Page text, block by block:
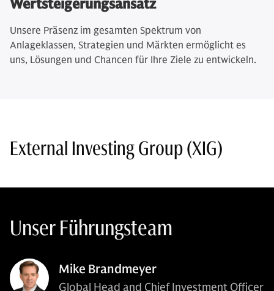
Wertsteigerungsansatz
Unsere Präsenz im gesamten Spektrum von
Anlageklassen, Strategien und Märkten ermöglicht es
uns, Lösungen und Chancen für Ihre Ziele zu entwickeln.
External Investing Group (XIG)
Unser Führungsteam
Mike Brandmeyer
Global Head and Chief Investment Officer